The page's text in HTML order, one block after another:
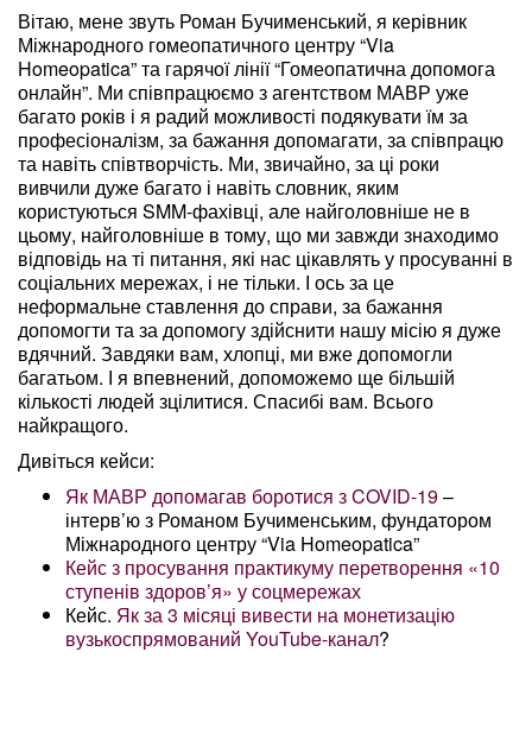
Вітаю, мене звуть Роман Бучименський, я керівник
Міжнародного гомеопатичного центру “Via
Homeopatica” та гарячої лінії “Гомеопатична допомога
онлайн”. Ми співпрацюємо з агентством МАВР уже
багато років і я радий можливості подякувати їм за
професіоналізм, за бажання допомагати, за співпрацю
та навіть співтворчість. Ми, звичайно, за ці роки
вивчили дуже багато і навіть словник, яким
користуються SMM-фахівці, але найголовніше не в
цьому, найголовніше в тому, що ми завжди знаходимо
відповідь на ті питання, які нас цікавлять у просуванні в
соціальних мережах, і не тільки. І ось за це
неформальне ставлення до справи, за бажання
допомогти та за допомогу здійснити нашу місію я дуже
вдячний. Завдяки вам, хлопці, ми вже допомогли
багатьом. І я впевнений, допоможемо ще більшій
кількості людей зцілитися. Спасибі вам. Всього
найкращого.
Дивіться кейси:
Як МАВР допомагав боротися з COVID-19–
інтерв’ю з Романом Бучименським, фундатором
Міжнародного центру “Via Homeopatica”
Кейс з просування практикуму перетворення «10
ступенів здоров’я» у соцмережах
Кейс. Як за 3 місяці вивести на монетизацію
вузькоспрямований YouTube-канал?